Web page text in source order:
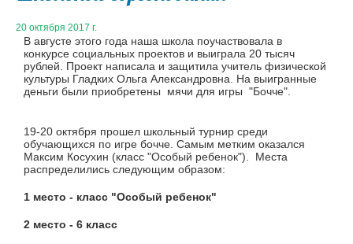
20 октября 2017 г.
В августе этого года наша школа поучаствовала в
конкурсе социальных проектов и выиграла 20 тысяч
рублей. Проект написала и защитила учитель физической
культуры Гладких Ольга Александровна. На выигранные
деньги были приобретены мячи для игры "Бочче".
19-20 октября прошел школьный турнир среди
обучающихся по игре бочче. Самым метким оказался
Максим Косухин (класс "Особый ребенок"). Места
распределились следующим образом:
1 место - класс "Особый ребенок"
2 место - 6 класс